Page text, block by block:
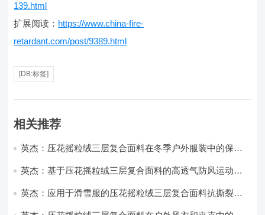
139.html
扩展阅读： https://www.china-fire-
retardant.com/post/9389.html
[DB:标签]
相关推荐
英杰：压花摇粒绒三层复合面料在冬季户外服装中的保暖
英杰：基于压花摇粒绒三层复合面料的高透气防风运动服
英杰：应用于滑雪服的压花摇粒绒三层复合面料抗撕裂与